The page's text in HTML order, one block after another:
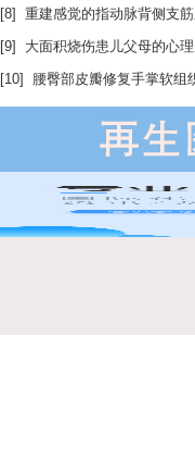
[8] 重建感觉的指动脉背侧支
[9] 大面积烧伤患儿父母的心
[10] 腰臀部皮瓣修复手掌软组